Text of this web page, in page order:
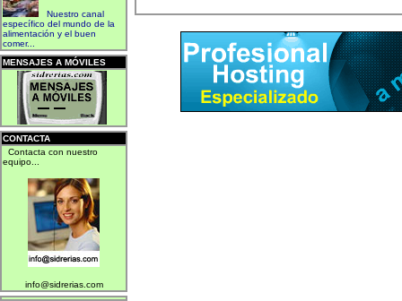
Nuestro canal
específico del mundo de la
alimentación y el buen
comer...
MENSAJES A MÓVILES
CONTACTA
Contacta con nuestro
equipo...
info@sidrerias.com